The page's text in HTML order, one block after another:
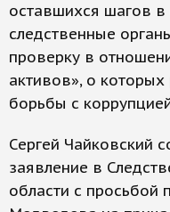
оставшихся шагов в
следственные
проверку в
активов», о
борьбы с
Сергей Чайковский
заявление в
области с просьбой